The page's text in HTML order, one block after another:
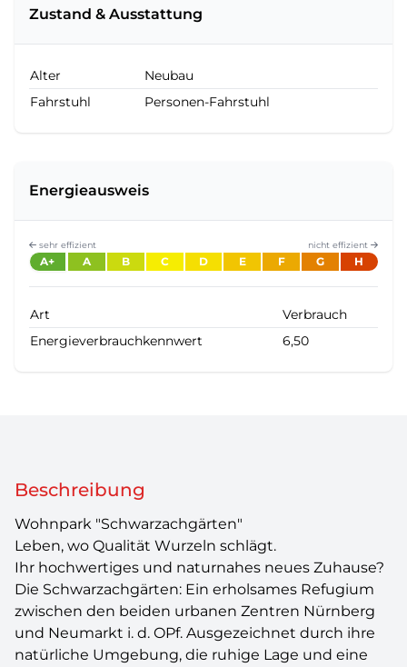
Zustand & Ausstattung
Alter
Neubau
Fahrstuhl
Personen-Fahrstuhl
Energieausweis
sehr effizient nicht effizient
A+ A B C D E F G H
Art
Verbrauch
Energieverbrauchkennwert
6,50
Beschreibung
Wohnpark "Schwarzachgärten"
Leben, wo Qualität Wurzeln schlägt.
Ihr hochwertiges und naturnahes neues Zuhause?
Die Schwarzachgärten: Ein erholsames Refugium
zwischen den beiden urbanen Zentren Nürnberg
und Neumarkt i. d. OPf. Ausgezeichnet durch ihre
natürliche Umgebung, die ruhige Lage und eine